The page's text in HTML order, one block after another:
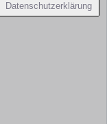
Datenschutzerklärung